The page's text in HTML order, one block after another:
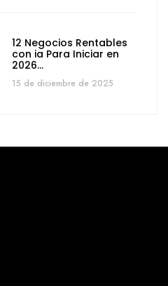
12 Negocios Rentables
con ia Para Iniciar en
2026…
15 de diciembre de 2025